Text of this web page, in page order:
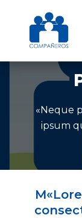
«Neque
ipsum
M